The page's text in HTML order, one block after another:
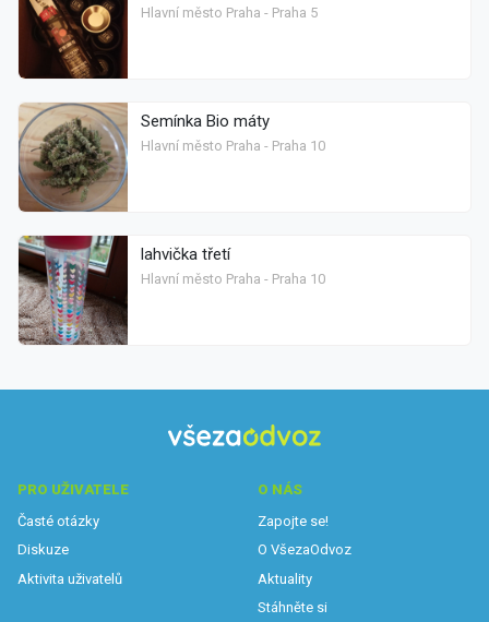
Hlavní město Praha - Praha 5
Semínka Bio máty
Hlavní město Praha - Praha 10
lahvička třetí
Hlavní město Praha - Praha 10
PRO UŽIVATELE
Časté otázky
Diskuze
Aktivita uživatelů
O NÁS
Zapojte se!
O VšezaOdvoz
Aktuality
Stáhněte si